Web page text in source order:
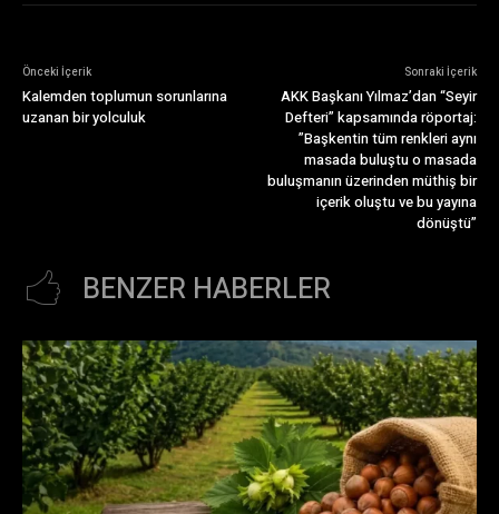
Önceki İçerik
Kalemden toplumun sorunlarına
uzanan bir yolculuk
Sonraki İçerik
AKK Başkanı Yılmaz’dan “Seyir
Defteri” kapsamında röportaj:
”Başkentin tüm renkleri aynı
masada buluştu o masada
buluşmanın üzerinden müthiş bir
içerik oluştu ve bu yayına
dönüştü”
BENZER HABERLER